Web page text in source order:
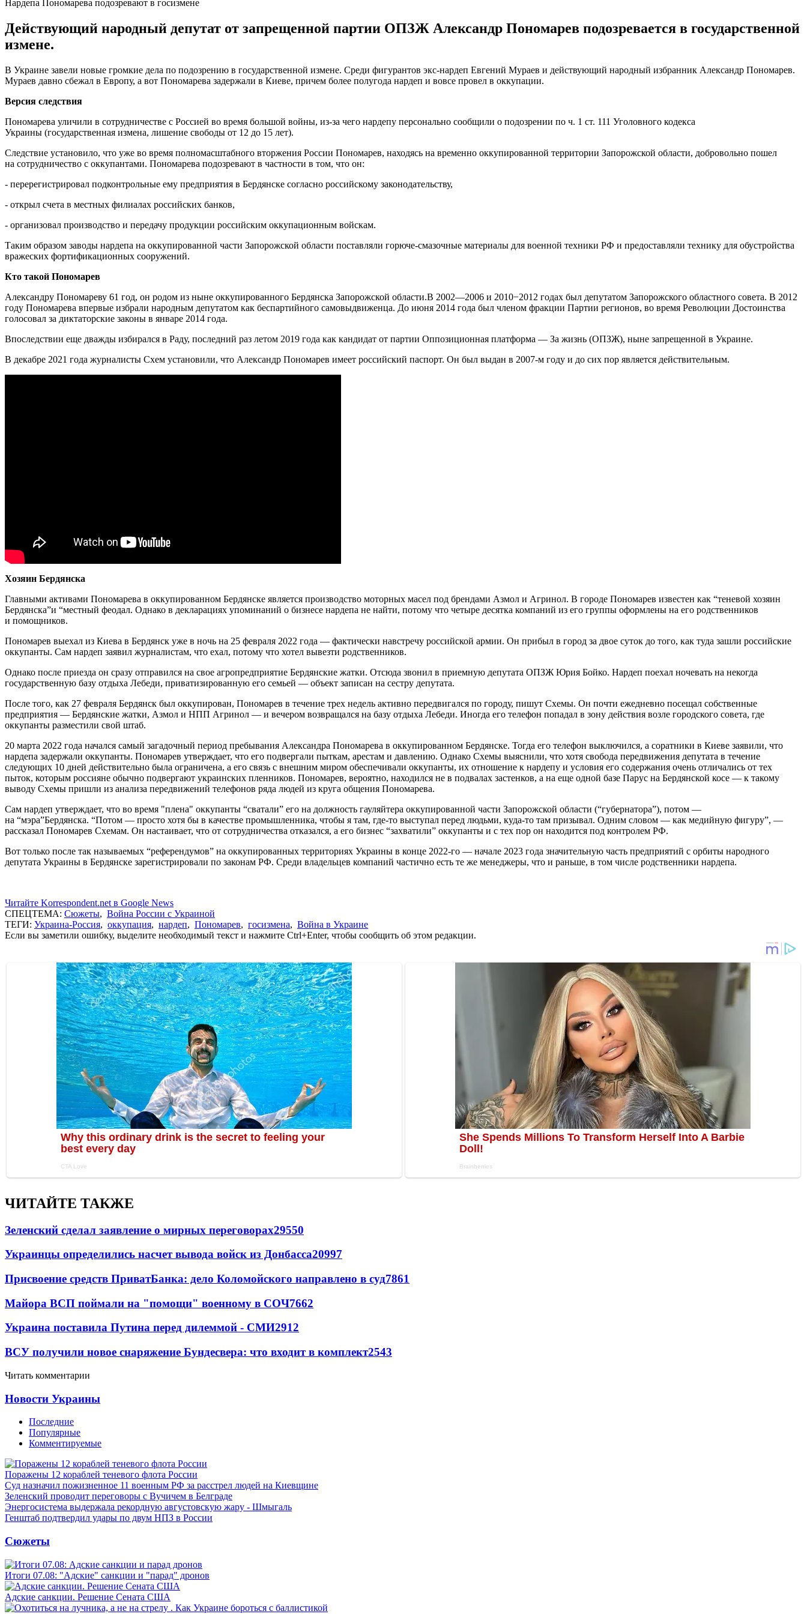
Нардепа Пономарева подозревают в госизмене
Действующий народный депутат от запрещенной партии ОПЗЖ Александр Пономарев подозревается в государственной
измене.
В Украине завели новые громкие дела по подозрению в государственной измене. Среди фигурантов экс-нардеп Евгений Мураев и действующий народный избранник Александр Пономарев.
Мураев давно сбежал в Европу, а вот Пономарева задержали в Киеве, причем более полугода нардеп и вовсе провел в оккупации.
Версия следствия
Пономарева уличили в сотрудничестве с Россией во время большой войны, из-за чего нардепу персонально сообщили о подозрении по ч. 1 ст. 111 Уголовного кодекса
Украины (государственная измена, лишение свободы от 12 до 15 лет).
Следствие установило, что уже во время полномасштабного вторжения России Пономарев, находясь на временно оккупированной территории Запорожской области, добровольно пошел
на сотрудничество с оккупантами. Пономарева подозревают в частности в том, что он:
- перерегистрировал подконтрольные ему предприятия в Бердянске согласно российскому законодательству,
- открыл счета в местных филиалах российских банков,
- организовал производство и передачу продукции российским оккупационным войскам.
Таким образом заводы нардепа на оккупированной части Запорожской области поставляли горюче-смазочные материалы для военной техники РФ и предоставляли технику для обустройства
вражеских фортификационных сооружений.
Кто такой Пономарев
Александру Пономареву 61 год, он родом из ныне оккупированного Бердянска Запорожской области.В 2002—2006 и 2010−2012 годах был депутатом Запорожского областного совета. В 2012
году Пономарева впервые избрали народным депутатом как беспартийного самовыдвиженца. До июня 2014 года был членом фракции Партии регионов, во время Революции Достоинства
голосовал за диктаторские законы в январе 2014 года.
Впоследствии еще дважды избирался в Раду, последний раз летом 2019 года как кандидат от партии Оппозиционная платформа — За жизнь (ОПЗЖ), ныне запрещенной в Украине.
В декабре 2021 года журналисты Схем установили, что Александр Пономарев имеет российский паспорт. Он был выдан в 2007-м году и до сих пор является действительным.
Хозяин Бердянска
Главными активами Пономарева в оккупированном Бердянске является производство моторных масел под брендами Азмол и Агринол. В городе Пономарев известен как “теневой хозяин
Бердянска”и “местный феодал. Однако в декларациях упоминаний о бизнесе нардепа не найти, потому что четыре десятка компаний из его группы оформлены на его родственников
и помощников.
Пономарев выехал из Киева в Бердянск уже в ночь на 25 февраля 2022 года — фактически навстречу российской армии. Он прибыл в город за двое суток до того, как туда зашли российские
оккупанты. Сам нардеп заявил журналистам, что ехал, потому что хотел вывезти родственников.
Однако после приезда он сразу отправился на свое агропредприятие Бердянские жатки. Отсюда звонил в приемную депутата ОПЗЖ Юрия Бойко. Нардеп поехал ночевать на некогда
государственную базу отдыха Лебеди, приватизированную его семьей — объект записан на сестру депутата.
После того, как 27 февраля Бердянск был оккупирован, Пономарев в течение трех недель активно передвигался по городу, пишут Схемы. Он почти ежедневно посещал собственные
предприятия — Бердянские жатки, Азмол и НПП Агринол — и вечером возвращался на базу отдыха Лебеди. Иногда его телефон попадал в зону действия возле городского совета, где
оккупанты разместили свой штаб.
20 марта 2022 года начался самый загадочный период пребывания Александра Пономарева в оккупированном Бердянске. Тогда его телефон выключился, а соратники в Киеве заявили, что
нардепа задержали оккупанты. Пономарев утверждает, что его подвергали пыткам, арестам и давлению. Однако Схемы выяснили, что хотя свобода передвижения депутата в течение
следующих 10 дней действительно была ограничена, а его связь с внешним миром обеспечивали оккупанты, их отношение к нардепу и условия его содержания очень отличались от тех
пыток, которым россияне обычно подвергают украинских пленников. Пономарев, вероятно, находился не в подвалах застенков, а на еще одной базе Парус на Бердянской косе — к такому
выводу Схемы пришли из анализа передвижений телефонов ряда людей из круга общения Пономарева.
Сам нардеп утверждает, что во время "плена" оккупанты “сватали” его на должность гауляйтера оккупированной части Запорожской области (“губернатора”), потом —
на “мэра”Бердянска. “Потом — просто хотя бы в качестве промышленника, чтобы я там, где-то выступал перед людьми, куда-то там призывал. Одним словом — как медийную фигуру”, —
рассказал Пономарев Схемам. Он настаивает, что от сотрудничества отказался, а его бизнес “захватили” оккупанты и с тех пор он находится под контролем РФ.
Вот только после так называемых “референдумов” на оккупированных территориях Украины в конце 2022-го — начале 2023 года значительную часть предприятий с орбиты народного
депутата Украины в Бердянске зарегистрировали по законам РФ. Среди владельцев компаний частично есть те же менеджеры, что и раньше, в том числе родственники нардепа.
Читайте Korrespondent.net в Google News
СПЕЦТЕМА: Сюжеты, Война России с Украиной
ТЕГИ: Украина-Россия, оккупация, нардеп, Пономарев, госизмена, Война в Украине
Если вы заметили ошибку, выделите необходимый текст и нажмите Ctrl+Enter, чтобы сообщить об этом редакции.
ЧИТАЙТЕ ТАКЖЕ
Зеленский сделал заявление о мирных переговорах29550
Украинцы определились насчет вывода войск из Донбасса20997
Присвоение средств ПриватБанка: дело Коломойского направлено в суд7861
Майора ВСП поймали на "помощи" военному в СОЧ7662
Украина поставила Путина перед дилеммой - СМИ2912
ВСУ получили новое снаряжение Бундесвера: что входит в комплект2543
Читать комментарии
Новости Украины
Последние
Популярные
Комментируемые
Поражены 12 кораблей теневого флота России
Суд назначил пожизненное 11 военным РФ за расстрел людей на Киевщине
Зеленский проводит переговоры с Вучичем в Белграде
Энергосистема выдержала рекордную августовскую жару - Шмыгаль
Генштаб подтвердил удары по двум НПЗ в России
Сюжеты
Итоги 07.08: "Адские" санкции и "парад" дронов
Адские санкции. Решение Сената США